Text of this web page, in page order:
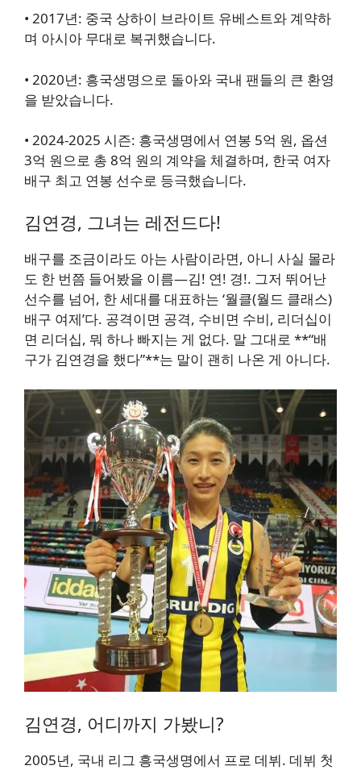
• 2017년: 중국 상하이 브라이트 유베스트와 계약하
며 아시아 무대로 복귀했습니다.
• 2020년: 흥국생명으로 돌아와 국내 팬들의 큰 환영
을 받았습니다.
• 2024-2025 시즌: 흥국생명에서 연봉 5억 원, 옵션
3억 원으로 총 8억 원의 계약을 체결하며, 한국 여자
배구 최고 연봉 선수로 등극했습니다.
김연경, 그녀는 레전드다!
배구를 조금이라도 아는 사람이라면, 아니 사실 몰라
도 한 번쯤 들어봤을 이름—김! 연! 경!. 그저 뛰어난
선수를 넘어, 한 세대를 대표하는 ‘월클(월드 클래스)
배구 여제’다. 공격이면 공격, 수비면 수비, 리더십이
면 리더십, 뭐 하나 빠지는 게 없다. 말 그대로 **“배
구가 김연경을 했다”**는 말이 괜히 나온 게 아니다.
김연경, 어디까지 가봤니?
2005년, 국내 리그 흥국생명에서 프로 데뷔. 데뷔 첫